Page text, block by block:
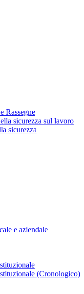
Rassegne
sicurezza sul lavoro
sicurezza
e aziendale
(Cronologico)